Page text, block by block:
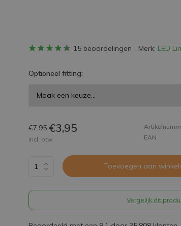
15 beoordelingen Merk: LED
Optioneel fitting:
€7,95 €3,95
Incl. btw EAN
Toevoegen aan
Vergelijk dit